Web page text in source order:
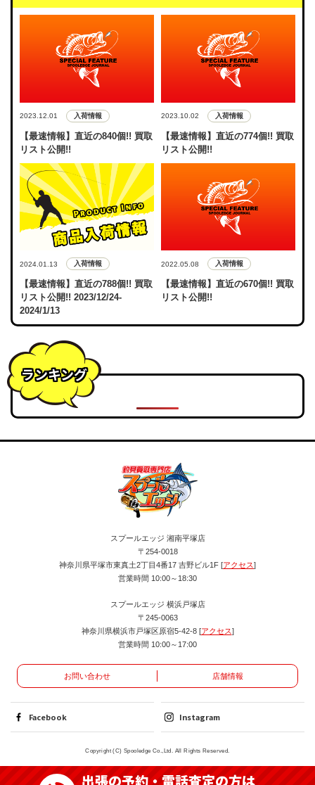
2023.12.01 入荷情報
【最速情報】直近の840個!! 買取
リスト公開!!
2023.10.02 入荷情報
【最速情報】直近の774個!! 買取
リスト公開!!
2024.01.13 入荷情報
【最速情報】直近の788個!! 買取
リスト公開!! 2023/12/24-
2024/1/13
2022.05.08 入荷情報
【最速情報】直近の670個!! 買取
リスト公開!!
ランキング
スプールエッジ 湘南平塚店
〒254-0018
神奈川県平塚市東真土2丁目4番17 吉野ビル1F [アクセス]
営業時間 10:00～18:30
スプールエッジ 横浜戸塚店
〒245-0063
神奈川県横浜市戸塚区原宿5-42-8 [アクセス]
営業時間 10:00～17:00
お問い合わせ 店舗情報
Facebook Instagram
Copyright (C) Spooledge Co.,Ltd. All Rights Reserved.
出張の予約・電話査定の方は